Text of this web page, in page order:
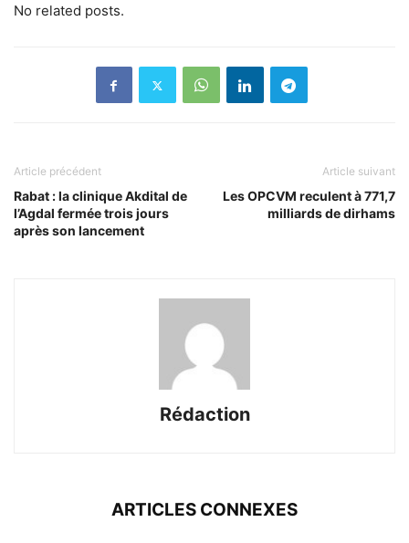
No related posts.
Article précédent
Rabat : la clinique Akdital de
l’Agdal fermée trois jours
après son lancement
Article suivant
Les OPCVM reculent à 771,7
milliards de dirhams
Rédaction
ARTICLES CONNEXES